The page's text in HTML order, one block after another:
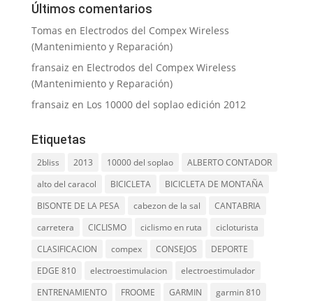
Últimos comentarios
Tomas en Electrodos del Compex Wireless
(Mantenimiento y Reparación)
fransaiz en Electrodos del Compex Wireless
(Mantenimiento y Reparación)
fransaiz en Los 10000 del soplao edición 2012
Etiquetas
2bliss 2013 10000 del soplao
ALBERTO CONTADOR
alto del caracol
BICICLETA
BICICLETA DE MONTAÑA
BISONTE DE LA PESA
cabezon de la sal
CANTABRIA
carretera
CICLISMO ciclismo en ruta
cicloturista
CLASIFICACION
compex CONSEJOS
DEPORTE
EDGE 810
electroestimulacion
electroestimulador
ENTRENAMIENTO
FROOME GARMIN garmin 810